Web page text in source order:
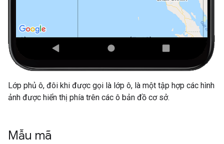
Lớp phủ ô, đôi khi được gọi là lớp ô, là một tập hợp các hình
ảnh được hiển thị phía trên các ô bản đồ cơ sở.
Mẫu mã